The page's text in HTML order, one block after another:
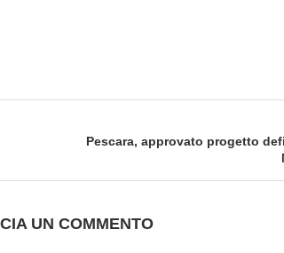
Pescara, approvato progetto
UN COMMENTO